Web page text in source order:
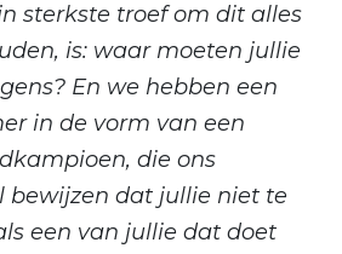
sterkste troef om dit alles
is: waar moeten jullie
En we hebben een
in de vorm van een
die ons
bewijzen dat jullie niet te
een van jullie dat doet